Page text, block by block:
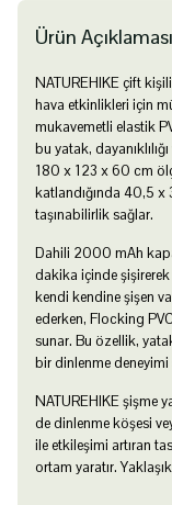
Ürün Açıklaması
NATUREHIKE çift
hava etkinlikleri için
mukavemetli elastik
bu yatak,
180 x 123 x 60 cm
katlandığında 40,5 x
taşınabilirlik sağlar.
Dahili 2000 mAh
dakika içinde şişirerek
kendi kendine şişen
ederken, Flocking
sunar. Bu özellik,
bir dinlenme deneyimi
NATUREHIKE şişme
de dinlenme köşesi
ile etkileşimi artıran
ortam yaratır.